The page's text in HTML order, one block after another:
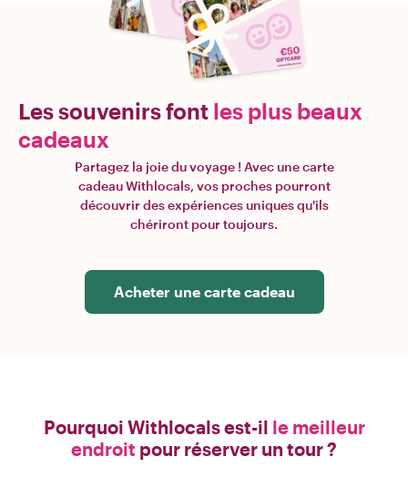
Les souvenirs font les plus beaux
cadeaux
Partagez la joie du voyage ! Avec une carte
cadeau Withlocals, vos proches pourront
découvrir des expériences uniques qu'ils
chériront pour toujours.
Acheter une carte cadeau
Pourquoi Withlocals est-il le meilleur
endroit pour réserver un tour ?